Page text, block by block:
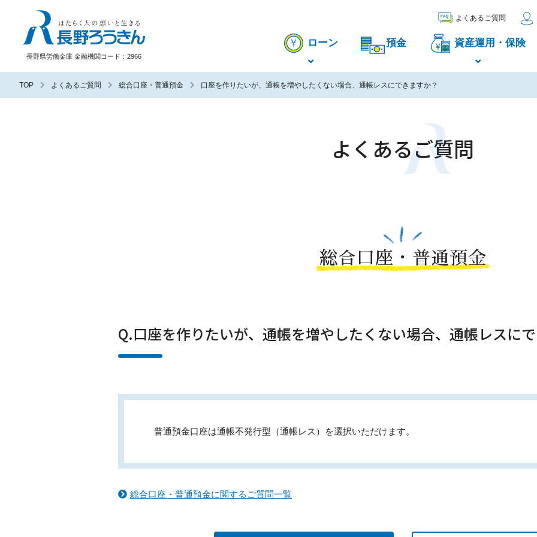
長野県労働金庫 金融機関コード：2966
ローン 預金 資産運用・保険
よくあるご質問
TOP よくあるご質問 総合口座・普通預金 口座を作りたいが、通帳を増やしたくない場合、通帳レスにできますか？
よくあるご質問
総合口座・普通預金
Q.口座を作りたいが、通帳を増やしたくない場合、通帳レスに
普通預金口座は通帳不発行型（通帳レス）を選択いただけます。
総合口座・普通預金に関するご質問一覧